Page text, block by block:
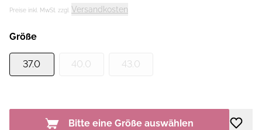
Preise inkl. MwSt. zzgl. Versandkosten
Größe
37.0 40.0 43.0
Bitte eine Größe auswählen